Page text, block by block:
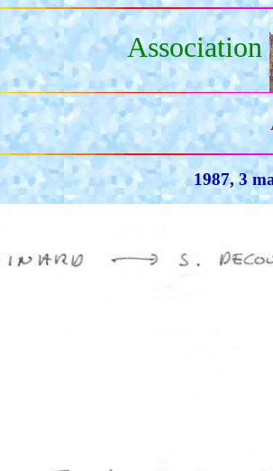
Association
1987, 3